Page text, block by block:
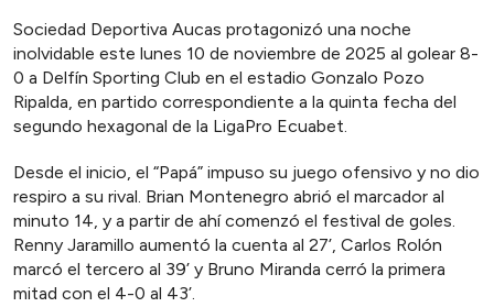
Sociedad Deportiva Aucas protagonizó una noche
inolvidable este lunes 10 de noviembre de 2025 al golear 8-
0 a Delfín Sporting Club en el estadio Gonzalo Pozo
Ripalda, en partido correspondiente a la quinta fecha del
segundo hexagonal de la LigaPro Ecuabet.
Desde el inicio, el “Papá” impuso su juego ofensivo y no dio
respiro a su rival. Brian Montenegro abrió el marcador al
minuto 14, y a partir de ahí comenzó el festival de goles.
Renny Jaramillo aumentó la cuenta al 27’, Carlos Rolón
marcó el tercero al 39’ y Bruno Miranda cerró la primera
mitad con el 4-0 al 43’.